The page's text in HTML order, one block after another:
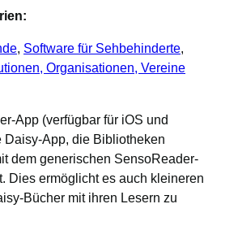
, Software für Sehbehinderte
Organisationen, Vereine
App (verfügbar für iOS und
Daisy-App, die Bibliotheken
dem generischen SensoReader-
Dies ermöglicht es auch kleineren
Bücher mit ihren Lesern zu